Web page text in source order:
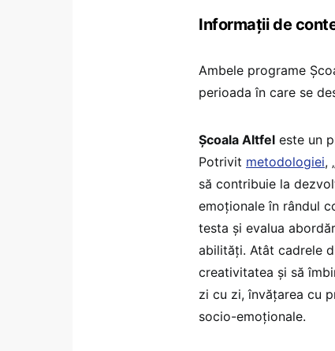
Informații de
Ambele programe
perioada în care se
Școala Altfel este un
Potrivit metodologiei,
să contribuie la
emoționale în rândul
testa și evalua
abilități. Atât cadrele
creativitatea și să
zi cu zi, învățarea cu
socio-emoționale.